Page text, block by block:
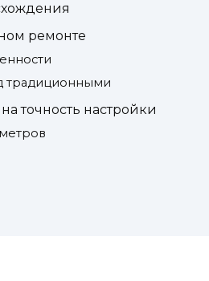
ремонте
традиционными
точность настройки